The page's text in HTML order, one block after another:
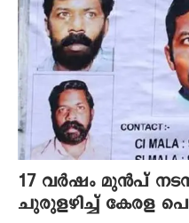
17 വര്‍ഷം മുന്‍പ്
ചുരുളഴിച്ച് കേരള